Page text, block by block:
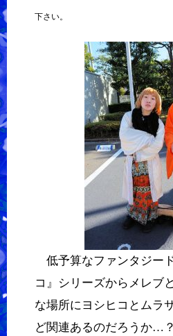
下さい。
低予算なファンタジー
コ』シリーズからメレブ
な場所にヨシヒコとムラ
ど関連あるのだろうか…？